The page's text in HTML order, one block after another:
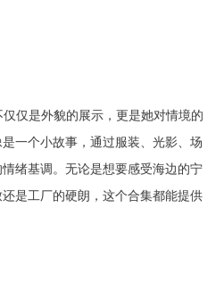
仅是外貌的展示，更是她对情境的
一个小故事，通过服装、光影、场
绪基调。无论是想要感受海边的宁
是工厂的硬朗，这个合集都能提供